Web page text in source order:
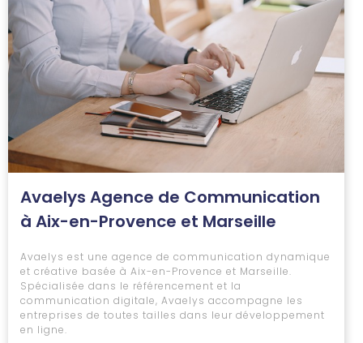
Avaelys Agence de Communication
à Aix-en-Provence et Marseille
Avaelys est une agence de communication dynamique
et créative basée à Aix-en-Provence et Marseille.
Spécialisée dans le référencement et la
communication digitale, Avaelys accompagne les
entreprises de toutes tailles dans leur développement
en ligne.